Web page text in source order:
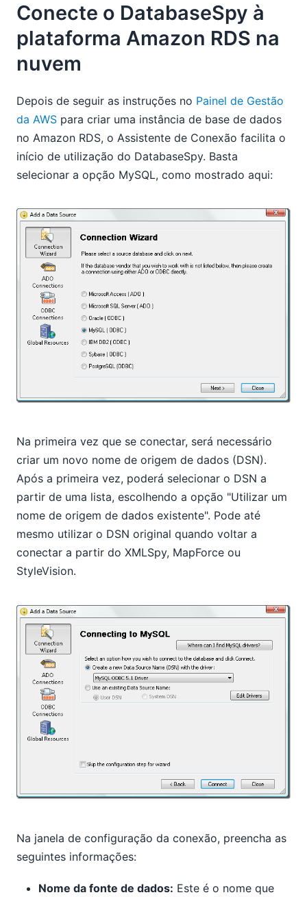
Conecte o DatabaseSpy à
plataforma Amazon RDS na
nuvem
Depois de seguir as instruções no Painel de Gestão
da AWS para criar uma instância de base de dados
no Amazon RDS, o Assistente de Conexão facilita o
início de utilização do DatabaseSpy. Basta
selecionar a opção MySQL, como mostrado aqui:
Na primeira vez que se conectar, será necessário
criar um novo nome de origem de dados (DSN).
Após a primeira vez, poderá selecionar o DSN a
partir de uma lista, escolhendo a opção "Utilizar um
nome de origem de dados existente". Pode até
mesmo utilizar o DSN original quando voltar a
conectar a partir do XMLSpy, MapForce ou
StyleVision.
Na janela de configuração da conexão, preencha as
seguintes informações:
Nome da fonte de dados: Este é o nome que